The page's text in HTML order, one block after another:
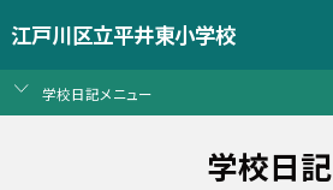
江戸川区立平井東小学校
学校日記メニュー
学校日記